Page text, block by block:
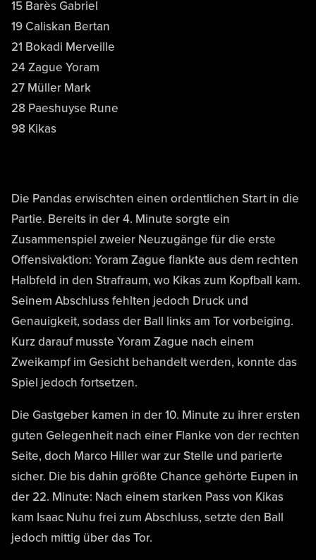
15 Barès Gabriel
19 Caliskan Bertan
21 Bokadi Merveille
24 Zague Yoram
27 Müller Mark
28 Paeshuyse Rune
98 Kikas
Die Pandas erwischten einen ordentlichen Start in die
Partie. Bereits in der 4. Minute sorgte ein
Zusammenspiel zweier Neuzugänge für die erste
Offensivaktion: Yoram Zague flankte aus dem rechten
Halbfeld in den Strafraum, wo Kikas zum Kopfball kam.
Seinem Abschluss fehlten jedoch Druck und
Genauigkeit, sodass der Ball links am Tor vorbeiging.
Kurz darauf musste Yoram Zague nach einem
Zweikampf im Gesicht behandelt werden, konnte das
Spiel jedoch fortsetzen.
Die Gastgeber kamen in der 10. Minute zu ihrer ersten
guten Gelegenheit nach einer Flanke von der rechten
Seite, doch Marco Hiller war zur Stelle und parierte
sicher. Die bis dahin größte Chance gehörte Eupen in
der 22. Minute: Nach einem starken Pass von Kikas
kam Isaac Nuhu frei zum Abschluss, setzte den Ball
jedoch mittig über das Tor.